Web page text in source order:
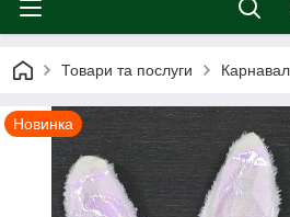
Товари та послуги
Новинка